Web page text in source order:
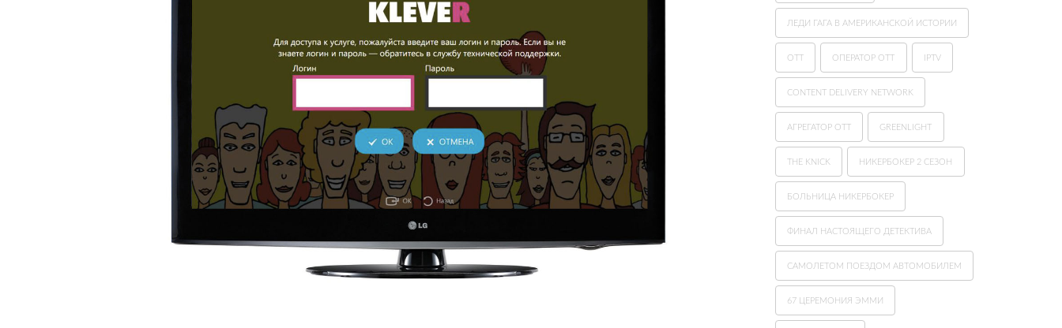
ЛЕДИ ГАГА В АМЕРИКАНСКОЙ ИСТОРИИ
ОТТ ОПЕРАТОР OTT IPTV
CONTENT DELIVERY NETWORK
АГРЕГАТОР OTT GREENLIGHT
THE KNICK НИКЕРБОКЕР 2 СЕЗОН
БОЛЬНИЦА НИКЕРБОКЕР
ФИНАЛ НАСТОЯЩЕГО ДЕТЕКТИВА
САМОЛЕТОМ ПОЕЗДОМ АВТОМОБИЛЕМ
67 ЦЕРЕМОНИЯ ЭММИ